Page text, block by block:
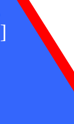
[شبيهة بالورد]